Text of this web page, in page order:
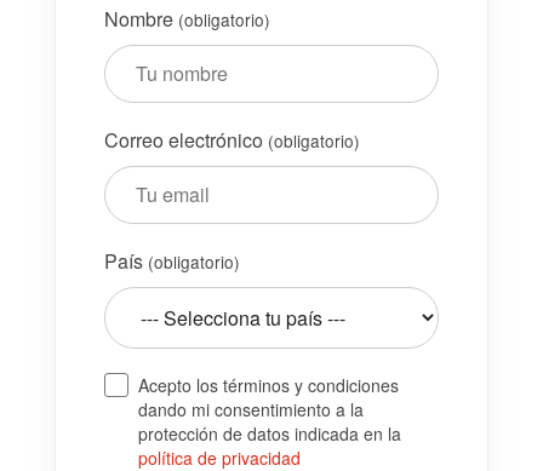
Nombre (obligatorio)
Correo electrónico (obligatorio)
País (obligatorio)
Acepto los términos y condiciones
dando mi consentimiento a la
protección de datos indicada en la
política de privacidad